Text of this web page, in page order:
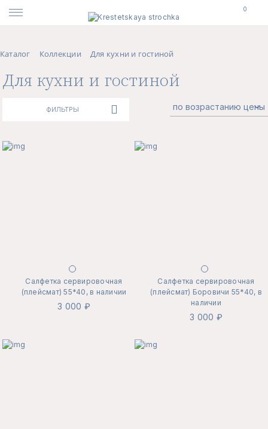
0
Каталог Коллекции Для кухни и гостиной
Для кухни и гостиной
ФИЛЬТРЫ
Салфетка сервировочная
(плейсмат) 55*40, в наличии
3 000 ₽
Салфетка сервировочная
(плейсмат) Боровичи 55*40, в
наличии
3 000 ₽